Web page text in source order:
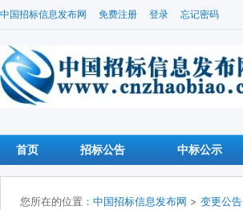
中国招标信息发布网 免费注册 登录 忘记密码
首页 招标公告 中标公示
您所在的位置： 中国招标信息发布网 > 变更公告